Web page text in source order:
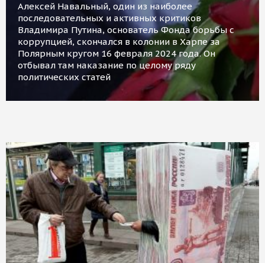
Алексей Навальный, один из наиболее
последовательных и активных критиков
Владимира Путина, основатель Фонда борьбы с
коррупцией, скончался в колонии в Харпе за
Полярным кругом 16 февраля 2024 года. Он
отбывал там наказание по целому ряду
политических статей